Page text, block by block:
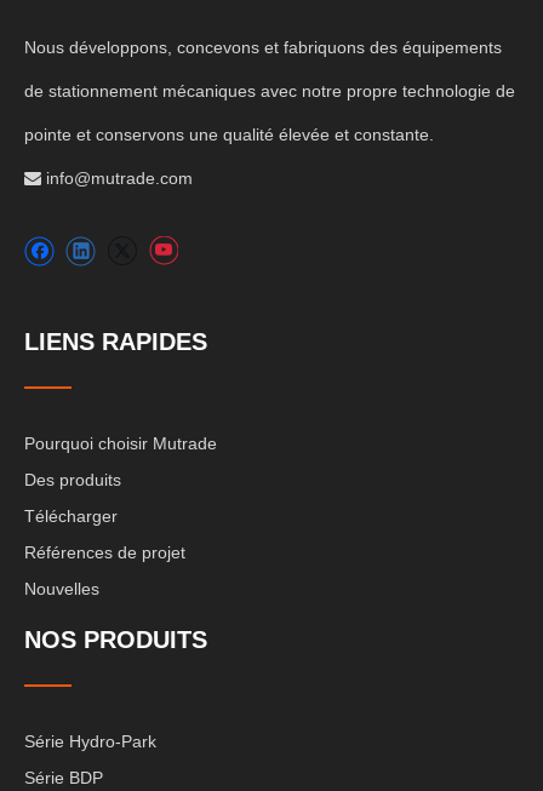
Nous développons, concevons et fabriquons des équipements
de stationnement mécaniques avec notre propre technologie de
pointe et conservons une qualité élevée et constante.
 info@mutrade.com
LIENS RAPIDES
Pourquoi choisir Mutrade
Des produits
Télécharger
Références de projet
Nouvelles
NOS PRODUITS
Série Hydro-Park
Série BDP